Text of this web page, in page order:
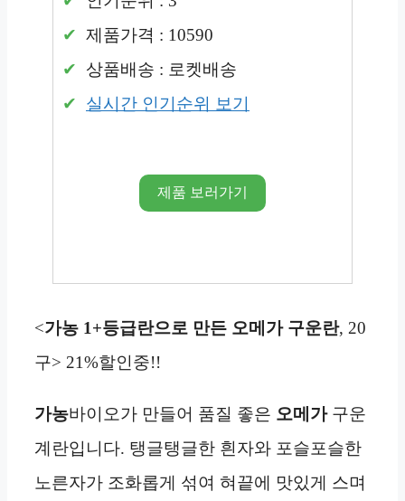
제품가격 : 10590
상품배송 : 로켓배송
실시간 인기순위 보기
제품 보러가기
<가농 1+등급란으로 만든 오메가 구운란, 20
구> 21%할인중!!
가농바이오가 만들어 품질 좋은 오메가구운
계란입니다. 탱글탱글한 흰자와 포슬포슬한
노른자가 조화롭게 섞여 혀끝에 맛있게 스며